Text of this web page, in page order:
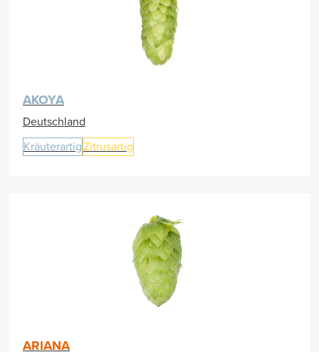
AKOYA
Deutschland
KräuterartigZitrusartig
ARIANA